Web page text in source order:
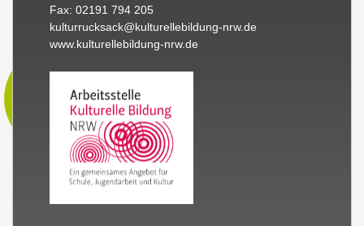
Fax: 02191 794 205
kulturrucksack@kulturellebildung-nrw.de
www.kulturellebildung-nrw.de